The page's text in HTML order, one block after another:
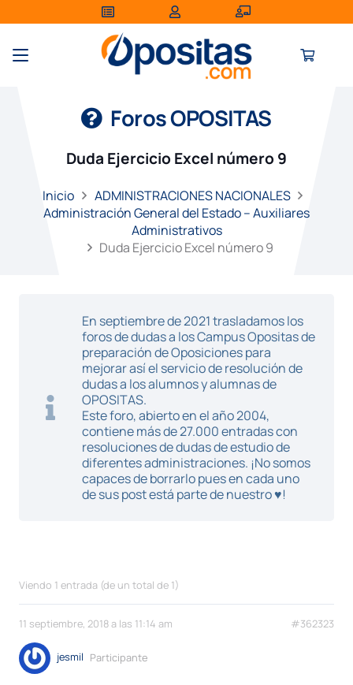
Foros OPOSITAS
Duda Ejercicio Excel número 9
Inicio
ADMINISTRACIONES NACIONALES
Administración General del Estado – Auxiliares
Administrativos
Duda Ejercicio Excel número 9
En septiembre de 2021 trasladamos los
foros de dudas a los Campus Opositas de
preparación de Oposiciones para
mejorar así el servicio de resolución de
dudas a los alumnos y alumnas de
OPOSITAS.
Este foro, abierto en el año 2004,
contiene más de 27.000 entradas con
resoluciones de dudas de estudio de
diferentes administraciones. ¡No somos
capaces de borrarlo pues en cada uno
de sus post está parte de nuestro ♥!
Viendo 1 entrada (de un total de 1)
11 septiembre, 2018 a las 11:14 am #362323
jesmil Participante